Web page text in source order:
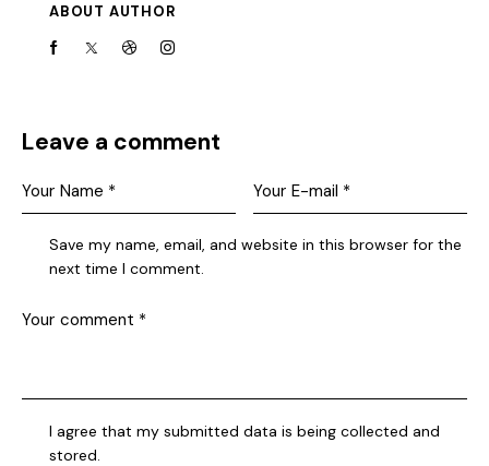
ABOUT AUTHOR
Leave a comment
Save my name, email, and website in this browser for the
next time I comment.
I agree that my submitted data is being collected and
stored.